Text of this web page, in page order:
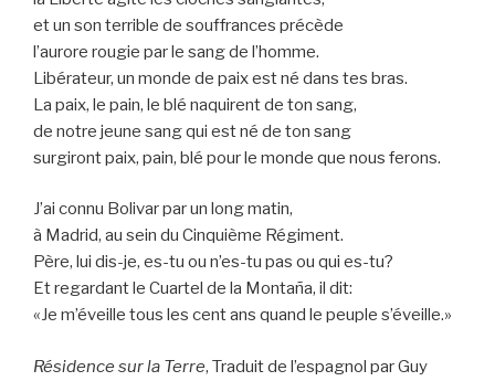
et un son terrible de souffrances précède
l’aurore rougie par le sang de l’homme.
Libérateur, un monde de paix est né dans tes bras.
La paix, le pain, le blé naquirent de ton sang,
de notre jeune sang qui est né de ton sang
surgiront paix, pain, blé pour le monde que nous ferons.
J’ai connu Bolivar par un long matin,
à Madrid, au sein du Cinquième Régiment.
Père, lui dis-je, es-tu ou n’es-tu pas ou qui es-tu?
Et regardant le Cuartel de la Montaña, il dit:
«Je m’éveille tous les cent ans quand le peuple s’éveille.»
Résidence sur la Terre, Traduit de l’espagnol par Guy